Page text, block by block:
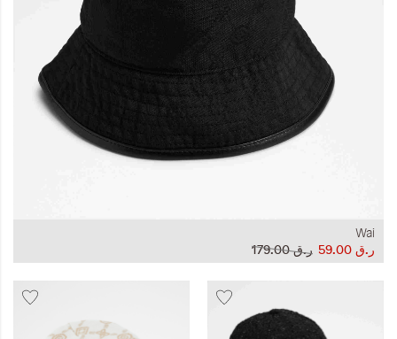
إحياء الطراز الكلاسيكي
ملابس العمل
Leather Collection
إصدار السفر و الرحلات
Wai
ر.ق‏ 179.00
ر.ق‏ 59.00